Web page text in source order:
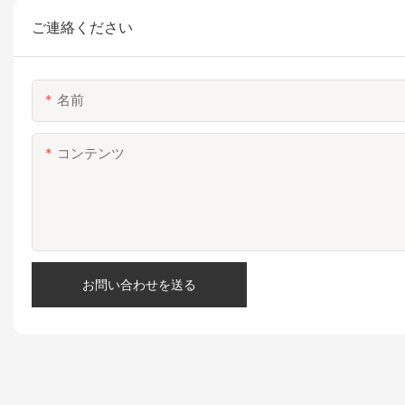
ご連絡ください
名前
コンテンツ
お問い合わせを送る